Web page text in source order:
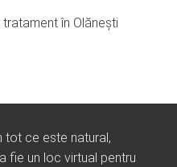
în Olănești
tot ce este natural,
fie un loc virtual pentru